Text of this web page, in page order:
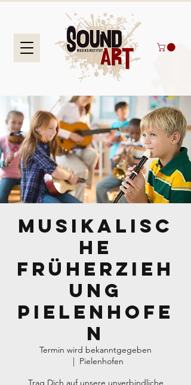
Musikalisc
he
Früherzieh
ung
Pielenhofe
n
Termin wird bekanntgegeben
  |
Pielenhofen
Trag Dich auf unsere unverbindliche